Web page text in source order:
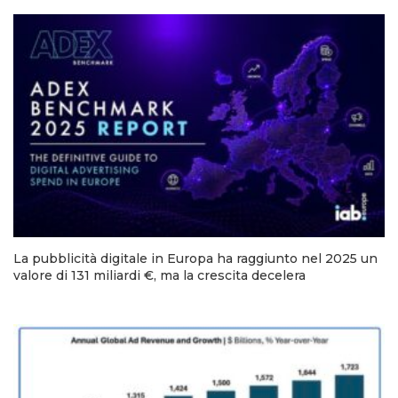
La pubblicità digitale in Europa ha raggiunto nel 2025 un
valore di 131 miliardi €, ma la crescita decelera